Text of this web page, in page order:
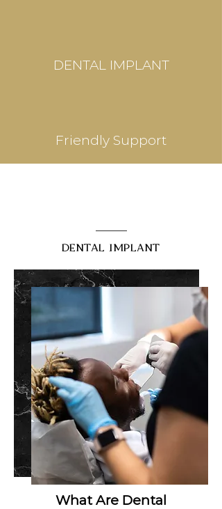
DENTAL IMPLANT
Friendly Support
DENTAL IMPLANT
What Are Dental